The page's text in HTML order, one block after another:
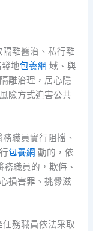
離醫治、私行離
發地包養網 域、與
離治理，居心隱
險方式迫害公共
職員實行阻擋、
包養網 動的，依
職員的，欺侮、
損害罪、挑釁滋
任務職員依法采取